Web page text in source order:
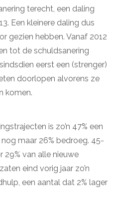
terecht, een daling
Een kleinere daling dus
gezien hebben. Vanaf 2012
tot de schuldsanering
eerst een (strenger)
doorlopen alvorens ze
komen.
is zo’n 47% een
maar 26% bedroeg. 45-
van alle nieuwe
eind vorig jaar zo’n
een aantal dat 2% lager